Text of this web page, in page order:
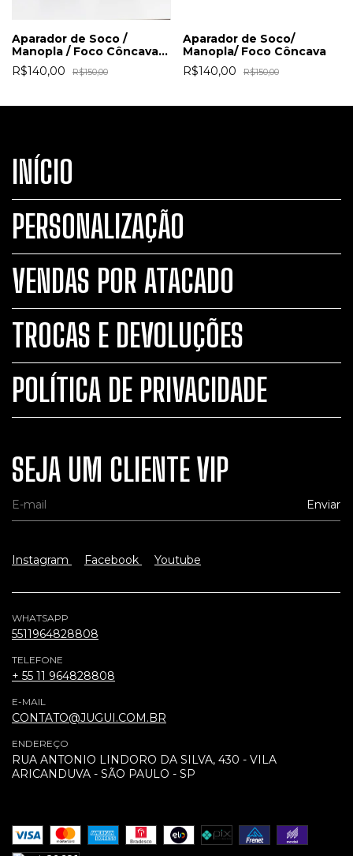
Aparador de Soco /
Manopla / Foco Côncava -
JUGUI 40 Anos
R$140,00 R$150,00
Aparador de Soco/
Manopla/ Foco Côncava
R$140,00
R$150,00
INÍCIO
PERSONALIZAÇÃO
VENDAS POR ATACADO
TROCAS E DEVOLUÇÕES
POLÍTICA DE PRIVACIDADE
SEJA UM CLIENTE VIP
Instagram Facebook Youtube
WHATSAPP
5511964828808
TELEFONE
+ 55 11 964828808
E-MAIL
CONTATO@JUGUI.COM.BR
ENDEREÇO
RUA ANTONIO LINDORO DA SILVA, 430 - VILA
ARICANDUVA - SÃO PAULO - SP